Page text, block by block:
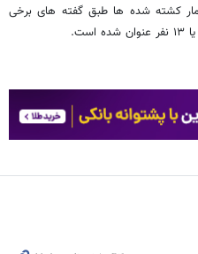
کشته شده ها طبق گفته های برخی